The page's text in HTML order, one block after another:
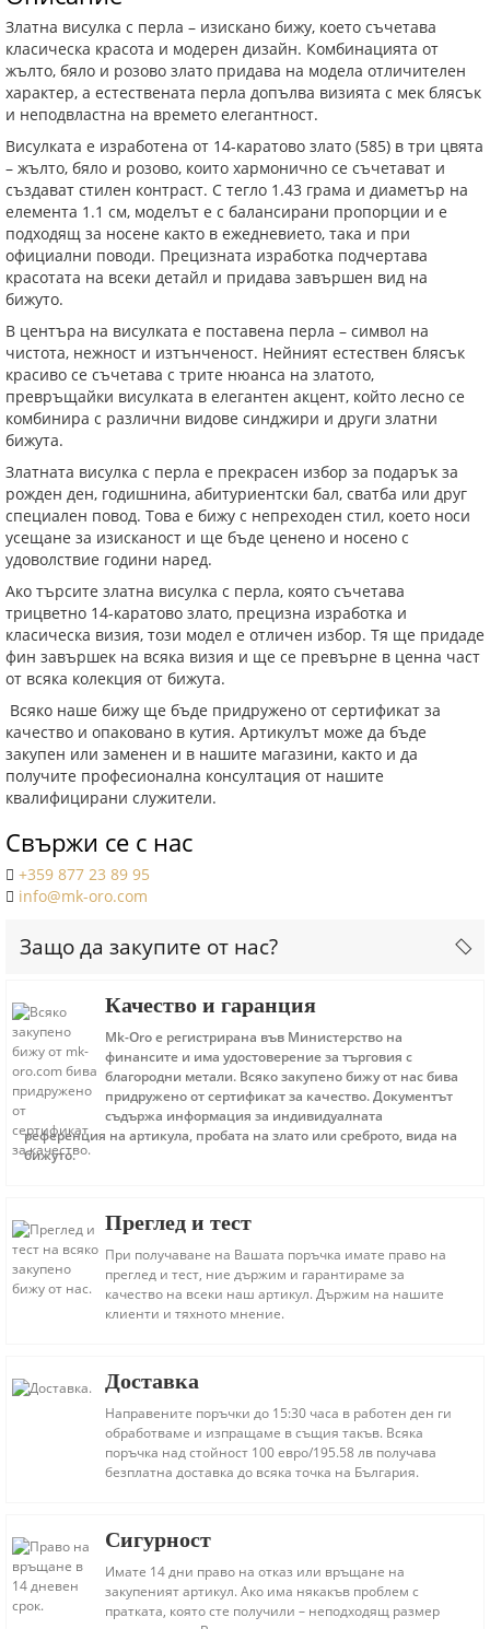
Златна висулка с перла – изискано бижу, което съчетава
класическа красота и модерен дизайн. Комбинацията от
жълто, бяло и розово злато придава на модела отличителен
характер, а естествената перла допълва визията с мек блясък
и неподвластна на времето елегантност.
Висулката е изработена от 14-каратово злато (585) в три цвята
– жълто, бяло и розово, които хармонично се съчетават и
създават стилен контраст. С тегло 1.43 грама и диаметър на
елемента 1.1 см, моделът е с балансирани пропорции и е
подходящ за носене както в ежедневието, така и при
официални поводи. Прецизната изработка подчертава
красотата на всеки детайл и придава завършен вид на
бижуто.
В центъра на висулката е поставена перла – символ на
чистота, нежност и изтънченост. Нейният естествен блясък
красиво се съчетава с трите нюанса на златото,
превръщайки висулката в елегантен акцент, който лесно се
комбинира с различни видове синджири и други златни
бижута.
Златната висулка с перла е прекрасен избор за подарък за
рожден ден, годишнина, абитуриентски бал, сватба или друг
специален повод. Това е бижу с непреходен стил, което носи
усещане за изисканост и ще бъде ценено и носено с
удоволствие години наред.
Ако търсите златна висулка с перла, която съчетава
трицветно 14-каратово злато, прецизна изработка и
класическа визия, този модел е отличен избор. Тя ще придаде
фин завършек на всяка визия и ще се превърне в ценна част
от всяка колекция от бижута.
Всяко наше бижу ще бъде придружено от сертификат за
качество и опаковано в кутия. Артикулът може да бъде
закупен или заменен и в нашите магазини, както и да
получите професионална консултация от нашите
квалифицирани служители.
Свържи се с нас
+359 877 23 89 95
info@mk-oro.com
Защо да закупите от нас?
Качество и гаранция
Mk-Oro е регистрирана във Министерство на
финансите и има удостоверение за търговия с
благородни метали. Всяко закупено бижу от нас бива
придружено от сертификат за качество. Документът
съдържа информация за индивидуалната
референция на артикула, пробата на злато или среброто, вида на
бижуто.
Преглед и тест
При получаване на Вашата поръчка имате право на
преглед и тест, ние държим и гарантираме за
качество на всеки наш артикул. Държим на нашите
клиенти и тяхното мнение.
Доставка
Направените поръчки до 15:30 часа в работен ден ги
обработваме и изпращаме в същия такъв. Всяка
поръчка над стойност 100 евро/195.58 лв получава
безплатна доставка до всяка точка на България.
Сигурност
Имате 14 дни право на отказ или връщане на
закупеният артикул. Ако има някакъв проблем с
пратката, която сте получили – неподходящ размер